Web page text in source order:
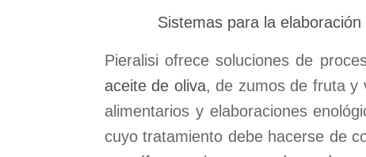
Sistemas para la
Pieralisi ofrece soluciones de
aceite de oliva, de zumos de fruta y
alimentarios y elaboraciones
cuyo tratamiento debe hacerse de